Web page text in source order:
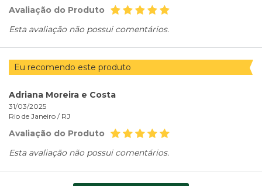
Avaliação do Produto
Esta avaliação não possui comentários.
Eu recomendo este produto
Adriana Moreira e Costa
31/03/2025
Rio de Janeiro / RJ
Avaliação do Produto
Esta avaliação não possui comentários.